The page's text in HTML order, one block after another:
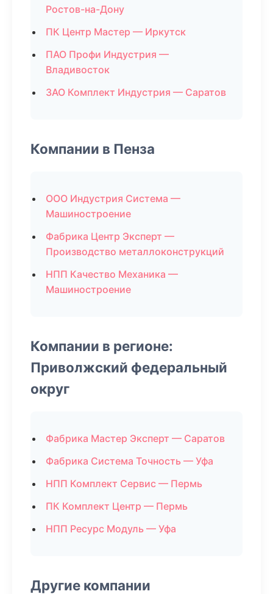
Ростов-на-Дону
ПК Центр Мастер — Иркутск
ПАО Профи Индустрия —
Владивосток
ЗАО Комплект Индустрия — Саратов
Компании в Пенза
ООО Индустрия Система —
Машиностроение
Фабрика Центр Эксперт —
Производство металлоконструкций
НПП Качество Механика —
Машиностроение
Компании в регионе:
Приволжский федеральный
округ
Фабрика Мастер Эксперт — Саратов
Фабрика Система Точность — Уфа
НПП Комплект Сервис — Пермь
ПК Комплект Центр — Пермь
НПП Ресурс Модуль — Уфа
Другие компании